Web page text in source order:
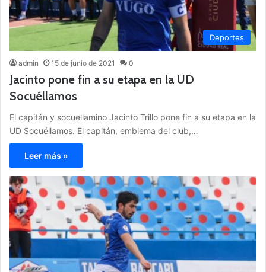
Deportes
admin 15 de junio de 2021 0
Jacinto pone fin a su etapa en la UD
Socuéllamos
El capitán y socuellamino Jacinto Trillo pone fin a su etapa en la
UD Socuéllamos. El capitán, emblema del club,…
Leer más »